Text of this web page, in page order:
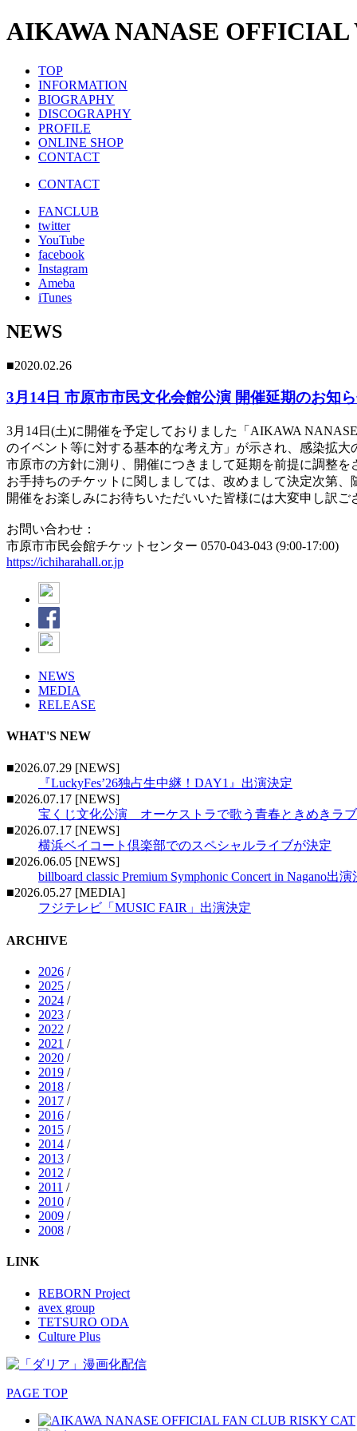
AIKAWA NANASE OFFICIAL
TOP
INFORMATION
BIOGRAPHY
DISCOGRAPHY
PROFILE
ONLINE SHOP
CONTACT
CONTACT
FANCLUB
twitter
YouTube
facebook
Instagram
Ameba
iTunes
NEWS
■2020.02.26
3月14日 市原市市民文化会館公演 開催延期のお知
3月14日(土)に開催を予定しておりました「AIKAWA
のイベント等に対する基本的な考え方」が示され、感染拡
市原市の方針に測り、開催につきまして延期を前提に調整を
お手持ちのチケットに関しましては、改めまして決定次第
開催をお楽しみにお待ちいただいいた皆様には大変申し訳ご
お問い合わせ：
市原市市民会館チケットセンター 0570-043-043 (9:00-17:00)
https://ichiharahall.or.jp
NEWS
MEDIA
RELEASE
WHAT'S NEW
■2026.07.29 [NEWS]
『LuckyFes’26独占生中継！DAY1』出演決定
■2026.07.17 [NEWS]
宝くじ文化公演 オーケストラで歌う青春ときめきラ
■2026.07.17 [NEWS]
横浜ベイコート倶楽部でのスペシャルライブが決定
■2026.06.05 [NEWS]
billboard classic Premium Symphonic Concert in Nagano出演
■2026.05.27 [MEDIA]
フジテレビ「MUSIC FAIR」出演決定
ARCHIVE
2026 /
2025 /
2024 /
2023 /
2022 /
2021 /
2020 /
2019 /
2018 /
2017 /
2016 /
2015 /
2014 /
2013 /
2012 /
2011 /
2010 /
2009 /
2008 /
LINK
REBORN Project
avex group
TETSURO ODA
Culture Plus
PAGE TOP